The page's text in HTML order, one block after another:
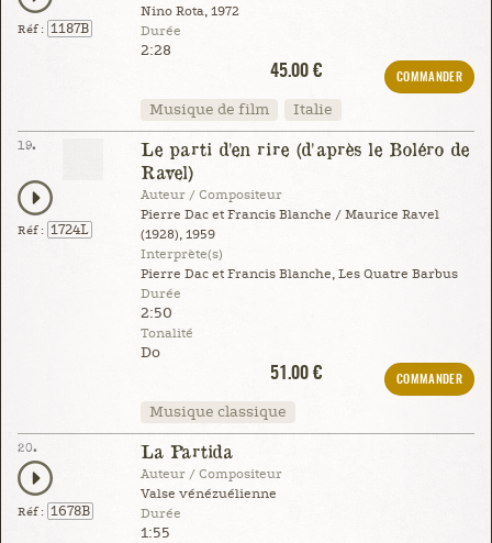
Réf : 1187B
Nino Rota, 1972
Durée
2:28
45.00 €
COMMANDER
Musique de film Italie
19.
Réf : 1724L
Le parti d'en rire (d'après le Boléro de
Ravel)
Auteur / Compositeur
Pierre Dac et Francis Blanche / Maurice Ravel
(1928), 1959
Interprète(s)
Pierre Dac et Francis Blanche, Les Quatre Barbus
Durée
2:50
Tonalité
Do
51.00 €
COMMANDER
Musique classique
20.
Réf : 1678B
La Partida
Auteur / Compositeur
Valse vénézuélienne
Durée
1:55